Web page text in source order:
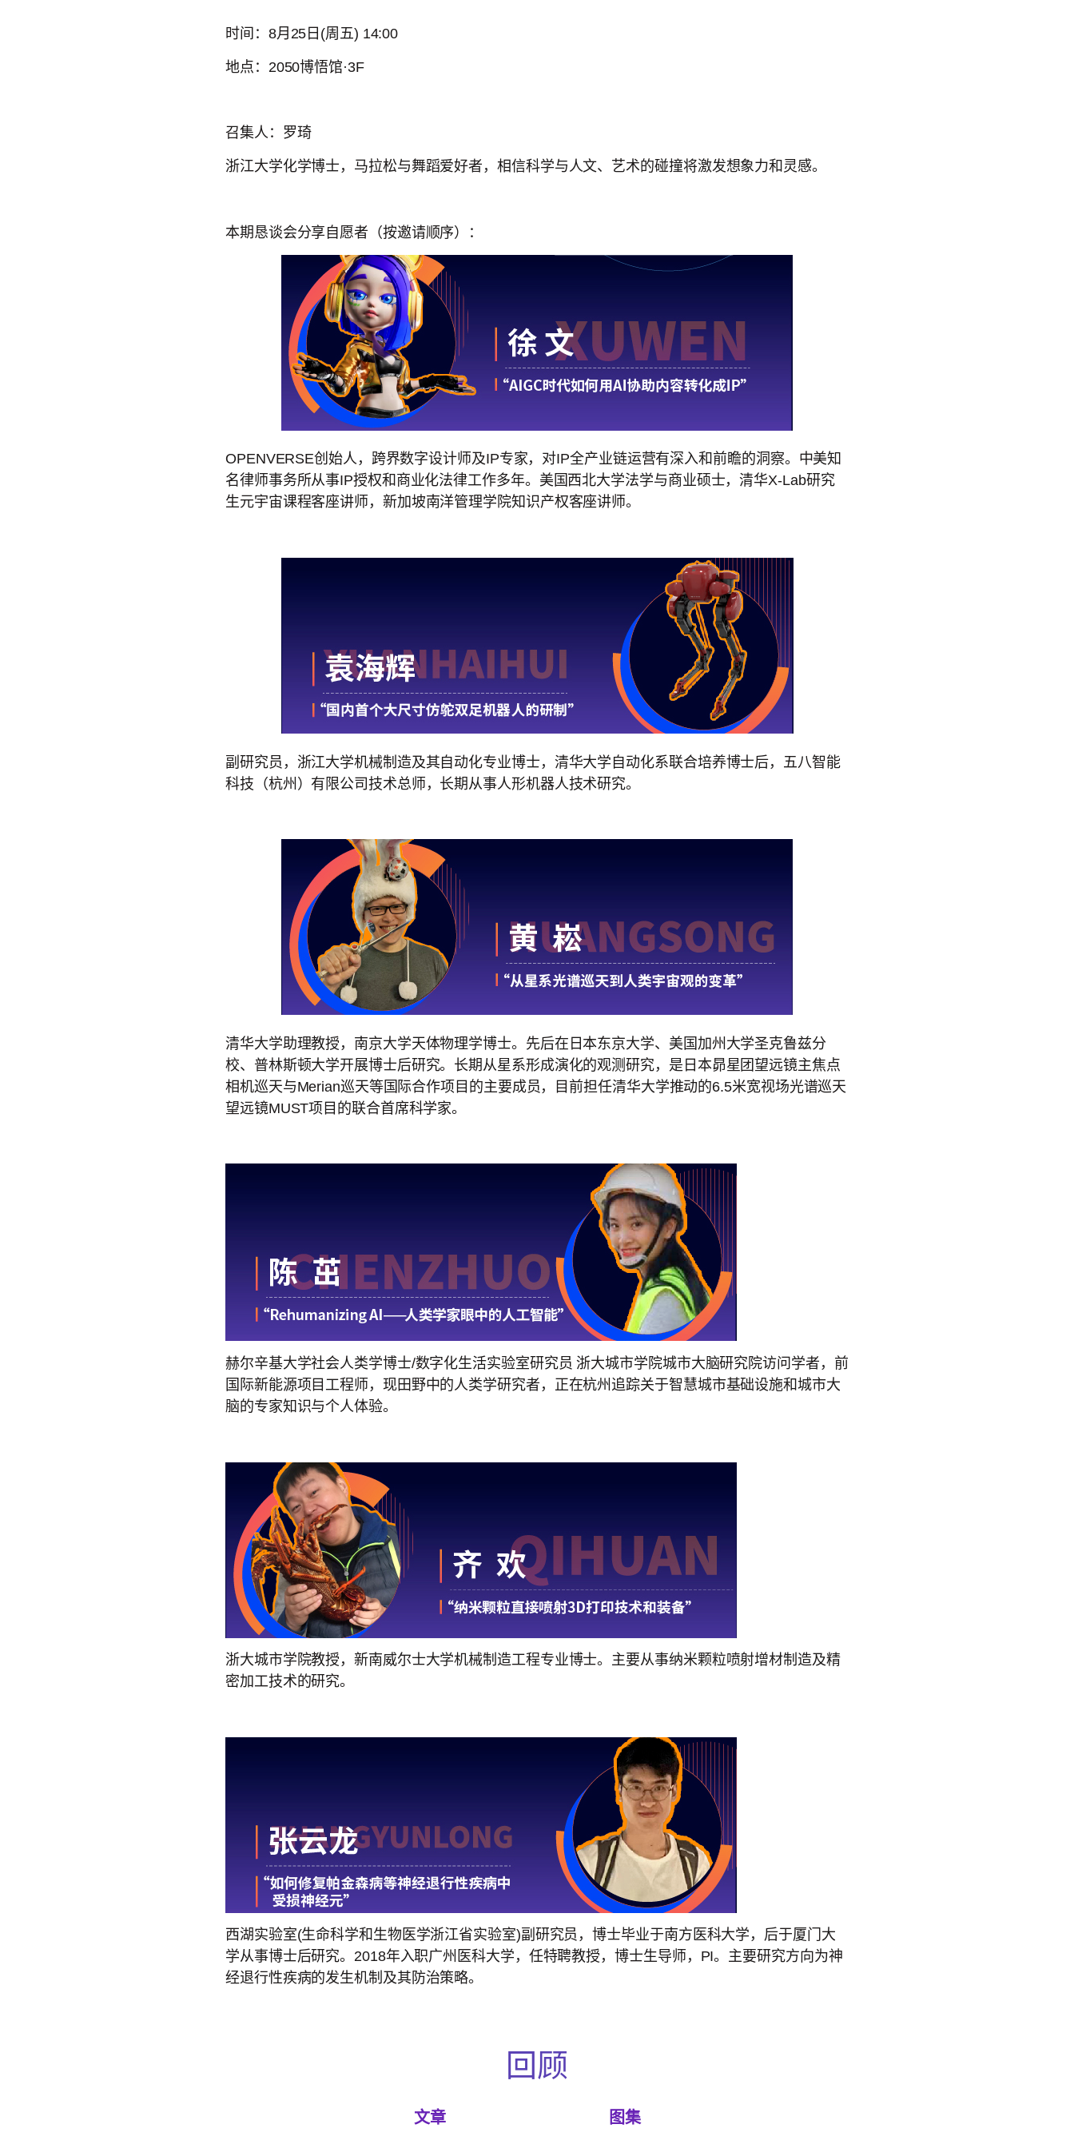
时间：8月25日(周五) 14:00
地点：2050博悟馆·3F
召集人：罗琦
浙江大学化学博士，马拉松与舞蹈爱好者，相信科学与人文、艺术的碰撞将激发想象力和灵感。
本期恳谈会分享自愿者（按邀请顺序）：
OPENVERSE创始人，跨界数字设计师及IP专家，对IP全产业链运营有深入和前瞻的洞察。中美知
名律师事务所从事IP授权和商业化法律工作多年。美国西北大学法学与商业硕士，清华X-Lab研究
生元宇宙课程客座讲师，新加坡南洋管理学院知识产权客座讲师。
副研究员，浙江大学机械制造及其自动化专业博士，清华大学自动化系联合培养博士后，五八智能
科技（杭州）有限公司技术总师，长期从事人形机器人技术研究。
清华大学助理教授，南京大学天体物理学博士。先后在日本东京大学、美国加州大学圣克鲁兹分
校、普林斯顿大学开展博士后研究。长期从星系形成演化的观测研究，是日本昴星团望远镜主焦点
相机巡天与Merian巡天等国际合作项目的主要成员，目前担任清华大学推动的6.5米宽视场光谱巡天
望远镜MUST项目的联合首席科学家。
赫尔辛基大学社会人类学博士/数字化生活实验室研究员 浙大城市学院城市大脑研究院访问学者，前
国际新能源项目工程师，现田野中的人类学研究者，正在杭州追踪关于智慧城市基础设施和城市大
脑的专家知识与个人体验。
浙大城市学院教授，新南威尔士大学机械制造工程专业博士。主要从事纳米颗粒喷射增材制造及精
密加工技术的研究。
西湖实验室(生命科学和生物医学浙江省实验室)副研究员，博士毕业于南方医科大学，后于厦门大
学从事博士后研究。2018年入职广州医科大学，任特聘教授，博士生导师，PI。主要研究方向为神
经退行性疾病的发生机制及其防治策略。
回顾
文章 图集